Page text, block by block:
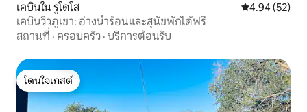
เคบินใน รูโดโส คะแนนเฉลี่ย
4.94 (52)
เคบินวิวภูเขา: อ่างน้ำร้อนและสุนัขพักได้ฟรี
สถานที่ · ครอบครัว · บริการต้อนรับ
โดนใจเกสต์
โดนใจเกสต์